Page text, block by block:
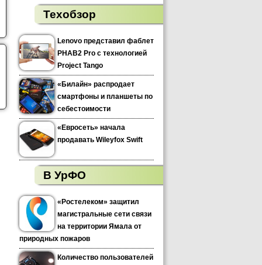
Техобзор
Lenovo представил фаблет
PHAB2 Pro с технологией
Project Tango
«Билайн» распродает
смартфоны и планшеты по
себестоимости
«Евросеть» начала
продавать Wileyfox Swift
В УрФО
«Ростелеком» защитил
магистральные сети связи
на территории Ямала от
природных пожаров
Количество пользователей